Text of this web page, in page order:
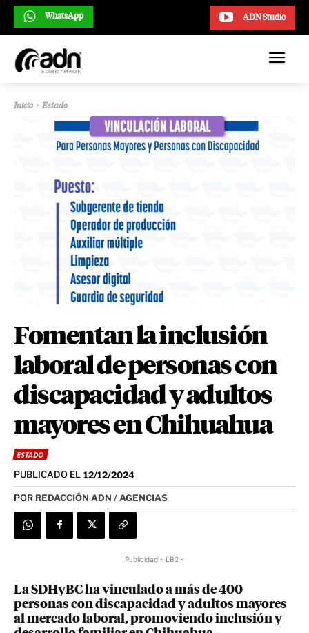
ADN Studio
WhatsApp
Inicio Estado
Fomentan la inclusión
laboral de personas con
discapacidad y adultos
mayores en Chihuahua
ESTADO
PUBLICADO EL 12/12/2024
POR REDACCIÓN ADN / AGENCIAS
Publicidad - LB2 -
La SDHyBC ha vinculado a más de 400
personas con discapacidad y adultos mayores
al mercado laboral, promoviendo inclusión y